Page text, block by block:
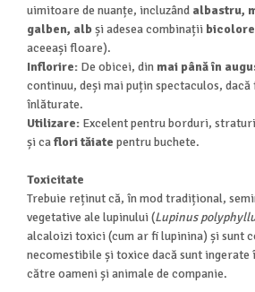
uimitoare de nuanțe, incluzând albastru,
galben, albși adesea combinații bicolore
aceeași floare).
Inflorire: De obicei, din mai până în
continuu, deși mai puțin spectaculos,
înlăturate.
Utilizare: Excelent pentru borduri,
și caflori tăiate pentru buchete.
Toxicitate
Trebuie reținut că, în mod tradițional,
vegetative ale lupinului (Lupinus
alcaloizi toxici (cum ar fi lupinina) și sunt
necomestibile și toxice dacă sunt
către oameni și animale de companie.